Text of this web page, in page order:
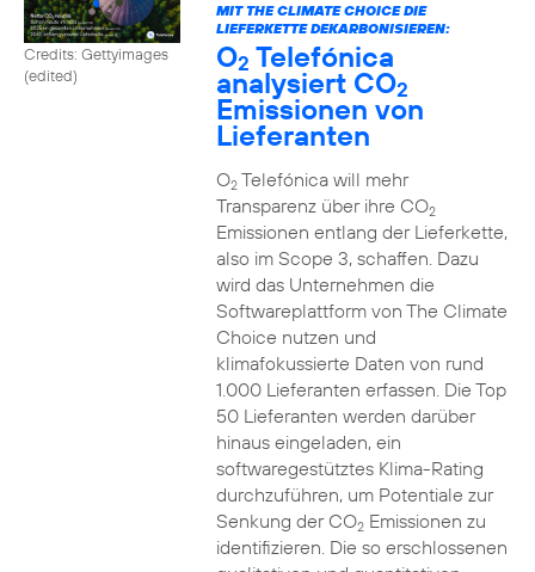
Credits: Gettyimages
(edited)
MIT THE CLIMATE CHOICE DIE
LIEFERKETTE DEKARBONISIEREN:
O2 Telefónica
analysiert CO2
Emissionen von
Lieferanten
O2Telefónica will mehr
Transparenz über ihre CO2
Emissionen entlang der Lieferkette,
also im Scope 3, schaffen. Dazu
wird das Unternehmen die
Softwareplattform von The Climate
Choice nutzen und
klimafokussierte Daten von rund
1.000 Lieferanten erfassen. Die Top
50 Lieferanten werden darüber
hinaus eingeladen, ein
softwaregestütztes Klima-Rating
durchzuführen, um Potentiale zur
Senkung der CO2Emissionen zu
identifizieren. Die so erschlossenen